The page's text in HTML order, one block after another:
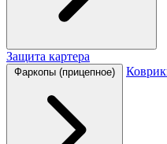
Защита картера
Фаркопы (прицепное)